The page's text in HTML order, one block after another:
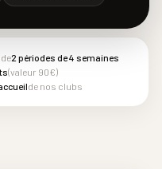
2 périodes de 4 semaines
(valeur 90€)
de nos clubs